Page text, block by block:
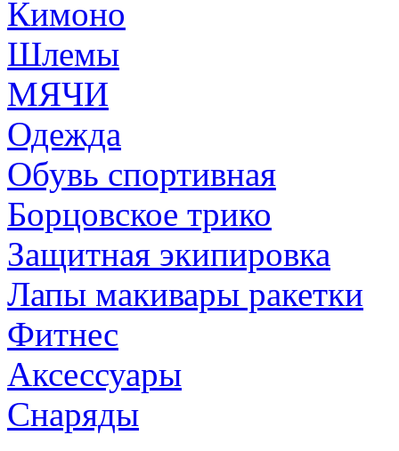
Кимоно
Шлемы
МЯЧИ
Одежда
Обувь спортивная
Борцовское трико
Защитная экипировка
Лапы макивары ракетки
Фитнес
Аксессуары
Снаряды